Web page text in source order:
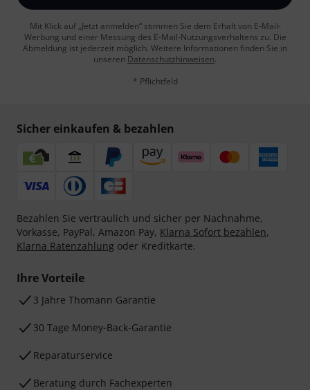
Mit Klick auf „Jetzt anmelden“ stimmen Sie dem Erhalt von E-Mail-
Werbung und einer Messung des E-Mail-Nutzungsverhaltens zu. Die
Abmeldung ist jederzeit möglich. Weitere Informationen finden Sie in
unseren Datenschutzhinweisen.
* Pflichtfeld
Sicher einkaufen & bezahlen
Bezahlen Sie vertraulich und sicher per Nachnahme,
Vorkasse, PayPal, Amazon Pay, Klarna Sofort bezahlen,
Klarna Ratenzahlung oder Kreditkarte.
Ihre Vorteile
3 Jahre Thomann Garantie
30 Tage Money-Back-Garantie
Reparaturservice
Beratung durch Fachexperten